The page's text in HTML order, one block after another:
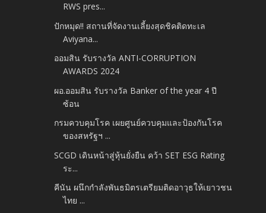
RWS pres...
ปักหมุด!! สถานที่จัดงานเลี้ยงสุดชิคติดทะเล
Aviyana...
ออมสิน รับรางวัล ANTI-CORRUPTION
AWARDS 2024
ผอ.ออมสิน รับรางวัล Banker of the year 4 ปี
ซ้อน
กรมควบคุมโรค เผยศูนย์ควบคุมและป้องกันโรค
ของสหรัฐฯ ...
SCGD เดินหน้าสู่หุ้นยั่งยืน คว้า SET ESG Rating
ระ...
คีนัน ผนึกกำลังพันธมิตรเตรียมติดอาวุธให้เยาวชน
ไทย ...